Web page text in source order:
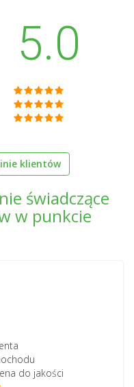
5.0
klientów
świadczące
w punkcie
do jakości